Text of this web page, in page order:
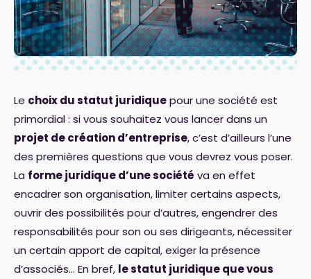
Le choix du statut juridiquepour une société est
primordial : si vous souhaitez vous lancer dans un
projet de création d’entreprise, c’est d’ailleurs l’une
des premières questions que vous devrez vous poser.
La forme juridique d’une société va en effet
encadrer son organisation, limiter certains aspects,
ouvrir des possibilités pour d’autres, engendrer des
responsabilités pour son ou ses dirigeants, nécessiter
un certain apport de capital, exiger la présence
d’associés… En bref, le statut juridique que vous